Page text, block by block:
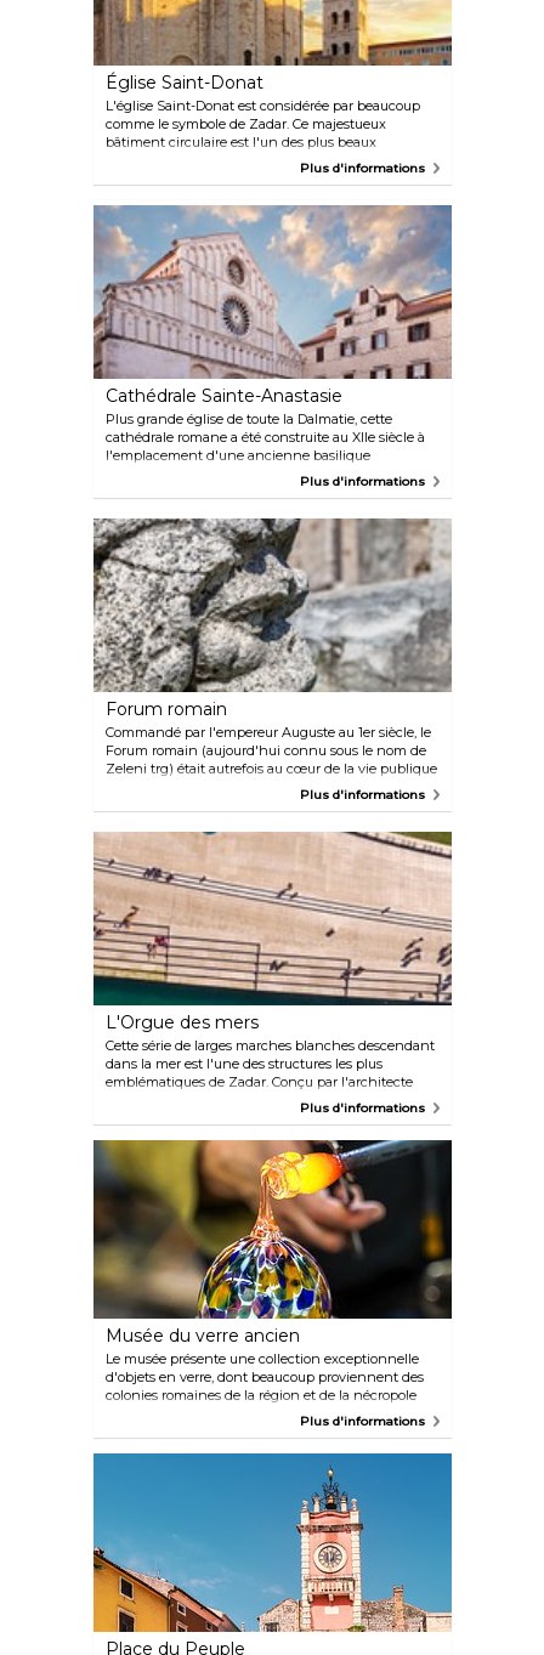
Église Saint-Donat
L'église Saint-Donat est considérée par beaucoup
comme le symbole de Zadar. Ce majestueux
bâtiment circulaire est l'un des plus beaux
exemples de style byzantin de tout le pays. De nos
chaussée abrite une exposition permanente d'une
collection médiévale, tandis que les premier et
deuxième étage sont respectivement consacrés aux
expositions permanentes de la collection ancienne
et de la collection préhistorique.
Plus d'informations
Cathédrale Sainte-Anastasie
Plus grande église de toute la Dalmatie, cette
cathédrale romane a été construite au XIIe siècle à
l'emplacement d'une ancienne basilique
chrétienne. Derrière la façade ornée, des vestiges de
fresques et un chœur sculpté décorent l'intérieur de
admirer la vue sur la vieille ville en contrebas.
Plus d'informations
Forum romain
Commandé par l'empereur Auguste au 1er siècle, le
Forum romain (aujourd'hui connu sous le nom de
Zeleni trg) était autrefois au cœur de la vie publique
de l'Empire et constitue aujourd'hui la
des escaliers d'origine, ainsi que les deux colonnes
monumentales de la place romaine, figurent parmi
les ruines les mieux préservées du site.
Plus d'informations
L'Orgue des mers
Cette série de larges marches blanches descendant
dans la mer est l'une des structures les plus
emblématiques de Zadar. Conçu par l'architecte
local Nikola Bašić, l'Orgue des mers se compose de
dans les marches qui permettent à l'orgue de faire
de la musique lorsque l'eau passe à l'intérieur.
Plus d'informations
Musée du verre ancien
Le musée présente une collection exceptionnelle
d'objets en verre, dont beaucoup proviennent des
colonies romaines de la région et de la nécropole
romaine locale. Des démonstrations de soufflage de
visiteurs tous les jours.
Plus d'informations
Place du Peuple